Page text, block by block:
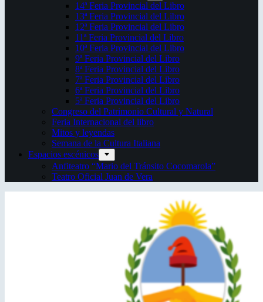
14ª Feria Provincial del Libro
13ª Feria Provincial del Libro
12ª Feria Provincial del Libro
11ª Feria Provincial del Libro
10ª Feria Provincial del Libro
9ª Feria Provincial del Libro
8ª Feria Provincial del Libro
7ª Feria Provincial del Libro
6ª Feria Provincial del Libro
5ª Feria Provincial del Libro
Congreso del Patrimonio Cultural y Natural
Feria Internacional del libro
Mitos y leyendas
Semana de la Cultura Italiana
Espacios escénicos
Anfiteatro “Mario del Tránsito Cocomarola”
Teatro Oficial Juan de Vera